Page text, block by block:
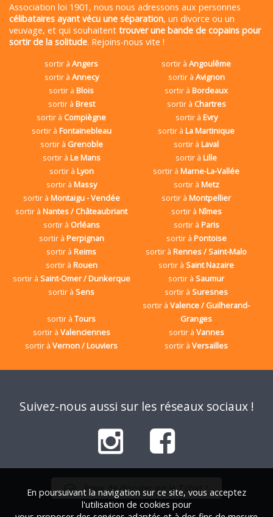
Association loi 1901, nous nous adressons aux personnes
célibataires ayant vécu une séparation, un divorce ou un
veuvage, et qui souhaitent trouver une bande de copains pour
sortir de la solitude. Rejoins-nous vite !
sortir àAngers sortir àAngoulême
sortir à Annecy sortir à Avignon
sortir àBlois sortir àBordeaux
sortir à Brest sortir à Chartres
sortir à Compiègne sortir à Evry
sortir à Fontainebleau sortir àLa Martinique
sortir à Grenoble sortir àLaval
sortir à Le Mans sortir àLille
sortir à Lyon sortir àMarne-La-Vallée
sortir à Massy sortir à Metz
sortir à Montaigu - Vendée sortir àMontpellier
sortir àNantes / Châteaubriant sortir à Nîmes
sortir à Orléans sortir à Paris
sortir à Perpignan sortir à Pontoise
sortir àReims sortir àRennes / Saint-Malo
sortir à Rouen sortir àSaint Nazaire
sortir à Saint-Omer / Dunkerque sortir àSaumur
sortir àSens sortir àSuresnes
sortir àTours
sortir àValence / Guilherand-
Granges
sortir à Valenciennes sortir à Vannes
sortir àVernon / Louviers sortir àVersailles
Suivez-nous aussi sur les réseaux sociaux !
Envie de discuter sur le Tchat ?
En poursuivant la navigation sur ce site, vous acceptez
l'utilisation de cookies pour